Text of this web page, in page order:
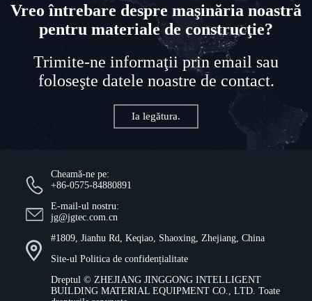
Vreo întrebare despre maşinăria noastră
pentru materiale de construcţie?
Trimite-ne informaţii prin email sau
foloseşte datele noastre de contact.
Ia legătura.
Cheamă-ne pe:
+86-0575-84880891
E-mail-ul nostru:
jg@jgtec.com.cn
#1809, Jianhu Rd, Keqiao, Shaoxing, Zhejiang, China
Site-ul Politica de confidențialitate
Dreptul © ZHEJIANG JINGGONG INTELLIGENT
BUILDING MATERIAL EQUIPMENT CO., LTD. Toate